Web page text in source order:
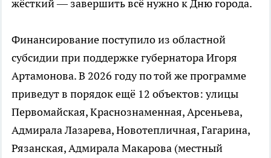
жёсткий — завершить всё нужно к Дню города.
Финансирование поступило из областной
субсидии при поддержке губернатора Игоря
Артамонова. В 2026 году по той же программе
приведут в порядок ещё 12 объектов: улицы
Первомайская, Краснознаменная, Арсеньева,
Адмирала Лазарева, Новотепличная, Гагарина,
Рязанская, Адмирала Макарова (местный